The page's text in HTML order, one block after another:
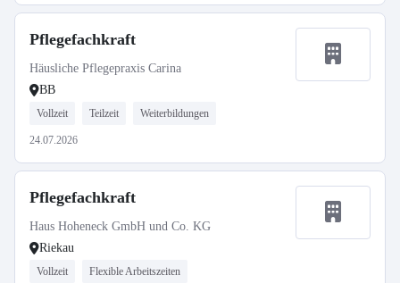
Pflegefachkraft
Häusliche Pflegepraxis Carina
BB
Vollzeit Teilzeit Weiterbildungen
24.07.2026
Pflegefachkraft
Haus Hoheneck GmbH und Co. KG
Riekau
Vollzeit Flexible Arbeitszeiten